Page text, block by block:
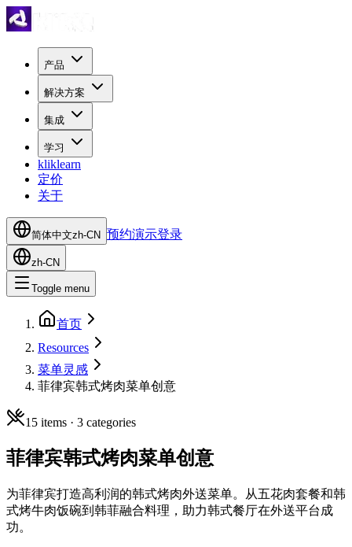
产品
解决方案
集成
学习
kliklearn
定价
关于
简体中文zh-CN 预约演示登录
zh-CN
Toggle menu
首页
Resources
菜单灵感
菲律宾韩式烤肉菜单创意
15 items · 3 categories
菲律宾韩式烤肉菜单创意
为菲律宾打造高利润的韩式烤肉外送菜单。从五花肉套餐和韩
式烤牛肉饭碗到韩菲融合料理，助力韩式餐厅在外送平台成
功。